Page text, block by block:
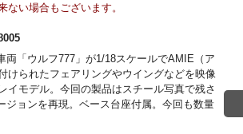
ない場合もございます。
両「ウルフ777」が1/18スケールでAMIE（ア
けられたフェアリングやウイングなどを映像
イモデル。今回の製品はスチール写真で残さ
ョンを再現。ベース台座付属。今回も数量